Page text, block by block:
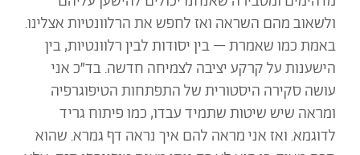
ולשאוב מהם השראה ואז לחפש את הרלוונטיות אצלינו.
באמת כמו שאמרת – בין יסודות לבין רלוונטיות, בין
הישענות על קרקע יציבה לצמיחה חדשה. בד״כ אני
עושה סקירה היסטורית של התפתחות הטיפוגרפיה
ומראה שיש שיטות שתמיד עבדו, כמו פיתוח גריד
לדוגמא. ואז אני מראה להם איך נראה דף גמרא. שהוא